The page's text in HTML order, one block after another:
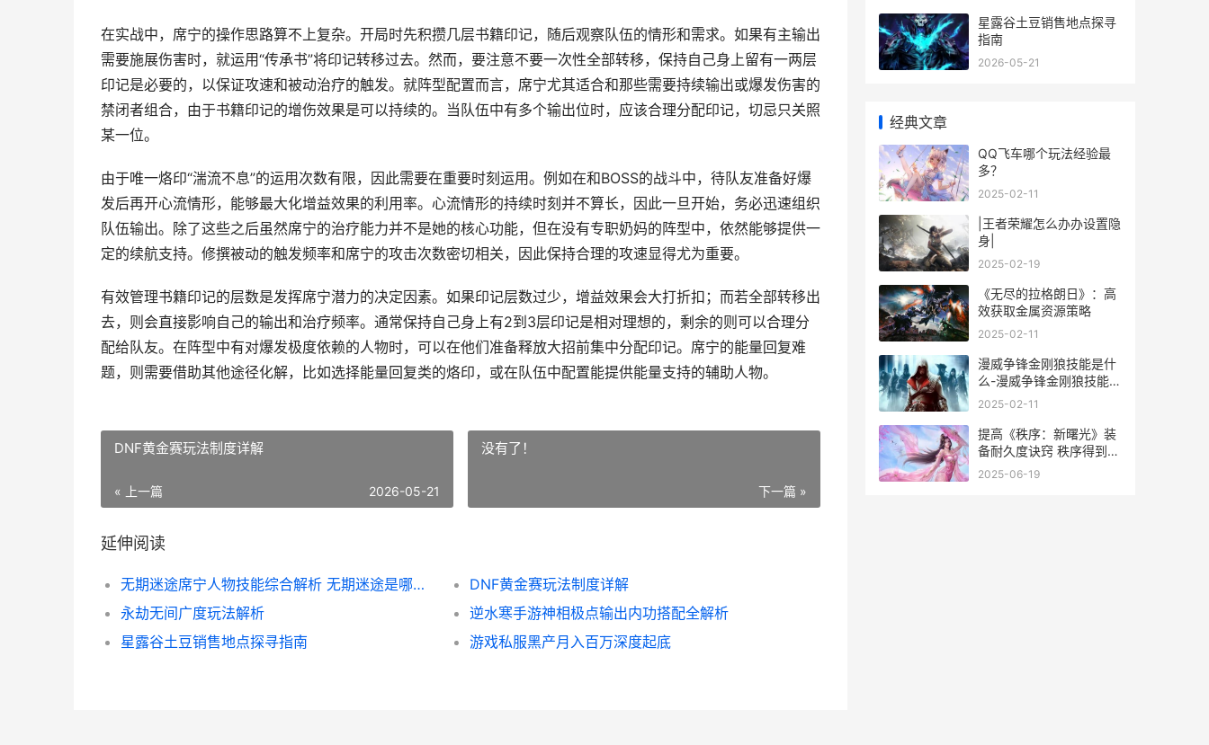
在实战中，席宁的操作思路算不上复杂。开局时先积攒几层书籍印记，随后观察队伍的情形和需求。如果有主输出
需要施展伤害时，就运用“传承书”将印记转移过去。然而，要注意不要一次性全部转移，保持自己身上留有一两层
印记是必要的，以保证攻速和被动治疗的触发。就阵型配置而言，席宁尤其适合和那些需要持续输出或爆发伤害的
禁闭者组合，由于书籍印记的增伤效果是可以持续的。当队伍中有多个输出位时，应该合理分配印记，切忌只关照
某一位。
由于唯一烙印“湍流不息”的运用次数有限，因此需要在重要时刻运用。例如在和BOSS的战斗中，待队友准备好爆
发后再开心流情形，能够最大化增益效果的利用率。心流情形的持续时刻并不算长，因此一旦开始，务必迅速组织
队伍输出。除了这些之后虽然席宁的治疗能力并不是她的核心功能，但在没有专职奶妈的阵型中，依然能够提供一
定的续航支持。修撰被动的触发频率和席宁的攻击次数密切相关，因此保持合理的攻速显得尤为重要。
有效管理书籍印记的层数是发挥席宁潜力的决定因素。如果印记层数过少，增益效果会大打折扣；而若全部转移出
去，则会直接影响自己的输出和治疗频率。通常保持自己身上有2到3层印记是相对理想的，剩余的则可以合理分
配给队友。在阵型中有对爆发极度依赖的人物时，可以在他们准备释放大招前集中分配印记。席宁的能量回复难
题，则需要借助其他途径化解，比如选择能量回复类的烙印，或在队伍中配置能提供能量支持的辅助人物。
DNF黄金赛玩法制度详解
« 上一篇 2026-05-21
没有了！
下一篇 »
延伸阅读
无期迷途席宁人物技能综合解析 无期迷途是哪个公司的
DNF黄金赛玩法制度详解
永劫无间广度玩法解析
逆水寒手游神相极点输出内功搭配全解析
星露谷土豆销售地点探寻指南
游戏私服黑产月入百万深度起底
星露谷土豆销售地点探寻
指南
2026-05-21
经典文章
QQ飞车哪个玩法经验最
多？
2025-02-11
|王者荣耀怎么办办设置隐
身|
2025-02-19
《无尽的拉格朗日》：高
效获取金属资源策略
2025-02-11
漫威争锋金刚狼技能是什
么-漫威争锋金刚狼技能一
览 漫威争锋金刚狼设计
2025-02-11
提高《秩序：新曙光》装
备耐久度诀窍 秩序得到改
善
2025-06-19